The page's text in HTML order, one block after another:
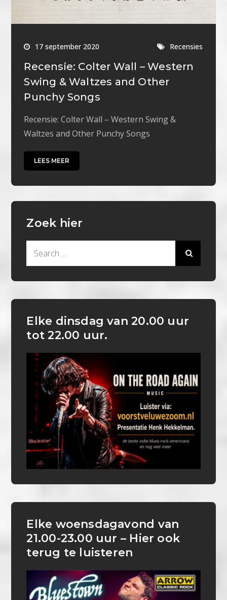
17 september 2020 Recensies
Recensie: Colter Wall – Western
Swing & Waltzes and Other
Punchy Songs
Recensie: Colter Wall – Western Swing &
Waltzes and Other Punchy Songs
LEES MEER
Zoek hier
Elke dinsdag van 20.00 uur
tot 22.00 uur.
Elke woensdagavond van
21.00-23.00 uur – Hier ook
terug te luisteren